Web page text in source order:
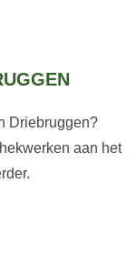
Driebruggen?
aan het